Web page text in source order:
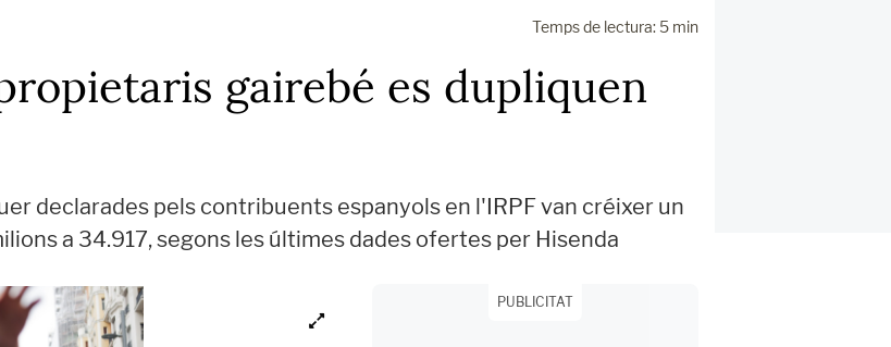
Temps de lectura: 5 min
gairebé es dupliquen
declarades pels contribuents espanyols en l'IRPF van créixer un
a 34.917, segons les últimes dades ofertes per Hisenda
PUBLICITAT